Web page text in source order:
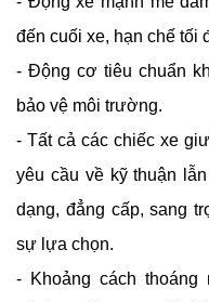
đến cuối xe, hạn chế tối
- Động cơ tiêu chuẩn
bảo vệ môi trường.
- Tất cả các chiếc xe
yêu cầu về kỹ thuận
dạng, đẳng cấp, sang
sự lựa chọn.
- Khoảng cách